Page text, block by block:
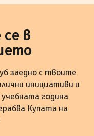
в
заедно с твоите
инициативи и
година
Купата на